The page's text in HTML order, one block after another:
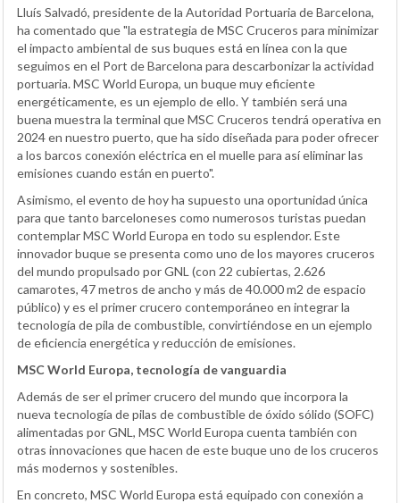
Lluís Salvadó, presidente de la Autoridad Portuaria de Barcelona,
ha comentado que "la estrategia de MSC Cruceros para minimizar
el impacto ambiental de sus buques está en línea con la que
seguimos en el Port de Barcelona para descarbonizar la actividad
portuaria. MSC World Europa, un buque muy eficiente
energéticamente, es un ejemplo de ello. Y también será una
buena muestra la terminal que MSC Cruceros tendrá operativa en
2024 en nuestro puerto, que ha sido diseñada para poder ofrecer
a los barcos conexión eléctrica en el muelle para así eliminar las
emisiones cuando están en puerto".
Asimismo, el evento de hoy ha supuesto una oportunidad única
para que tanto barceloneses como numerosos turistas puedan
contemplar MSC World Europa en todo su esplendor. Este
innovador buque se presenta como uno de los mayores cruceros
del mundo propulsado por GNL (con 22 cubiertas, 2.626
camarotes, 47 metros de ancho y más de 40.000 m2 de espacio
público) y es el primer crucero contemporáneo en integrar la
tecnología de pila de combustible, convirtiéndose en un ejemplo
de eficiencia energética y reducción de emisiones.
MSC World Europa, tecnología de vanguardia
Además de ser el primer crucero del mundo que incorpora la
nueva tecnología de pilas de combustible de óxido sólido (SOFC)
alimentadas por GNL, MSC World Europa cuenta también con
otras innovaciones que hacen de este buque uno de los cruceros
más modernos y sostenibles.
En concreto, MSC World Europa está equipado con conexión a